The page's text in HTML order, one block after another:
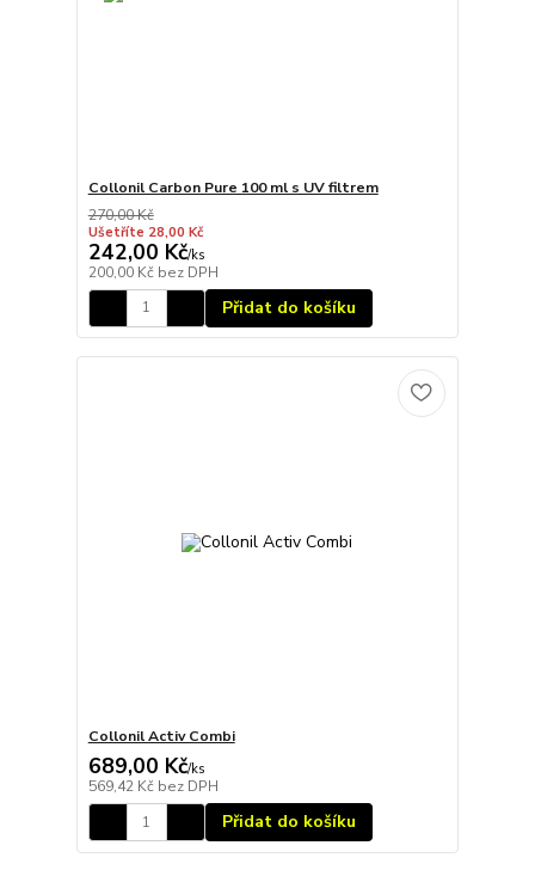
Collonil Carbon Pure 100 ml s UV filtrem
270,00 Kč
Ušetříte 28,00 Kč
242,00 Kč/ks
200,00 Kč bez DPH
Přidat do košíku
Collonil Activ Combi
689,00 Kč/ks
569,42 Kč bez DPH
Přidat do košíku